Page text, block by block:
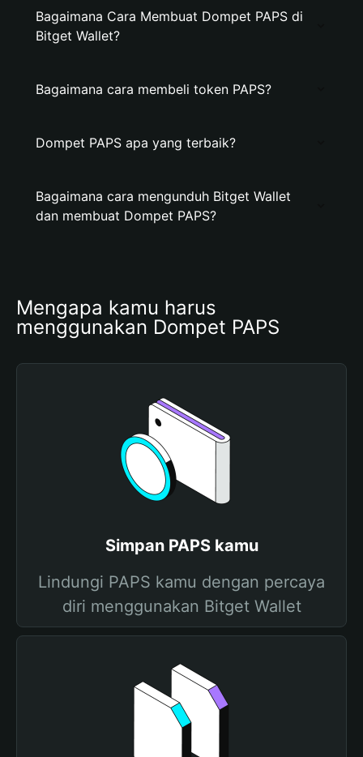
Bagaimana Cara Membuat Dompet PAPS di
Bitget Wallet?
Bagaimana cara membeli token PAPS?
Dompet PAPS apa yang terbaik?
Bagaimana cara mengunduh Bitget Wallet
dan membuat Dompet PAPS?
Mengapa kamu harus
menggunakan Dompet PAPS
Simpan PAPS kamu
Lindungi PAPS kamu dengan percaya
diri menggunakan Bitget Wallet